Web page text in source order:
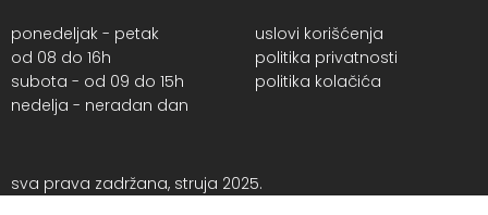
ponedeljak - petak
od 08 do 16h
subota - od 09 do 15h
nedelja - neradan dan
uslovi korišćenja
politika privatnosti
politika kolačića
sva prava zadržana, struja 2025.